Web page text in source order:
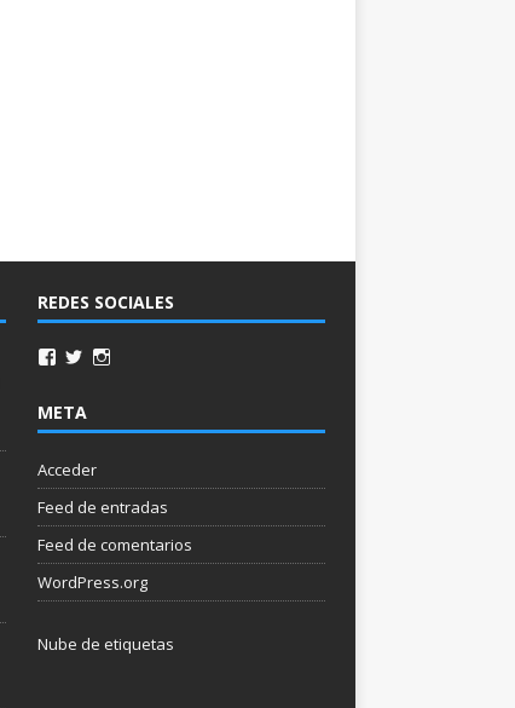
REDES SOCIALES
META
Acceder
Feed de entradas
Feed de comentarios
WordPress.org
Nube de etiquetas